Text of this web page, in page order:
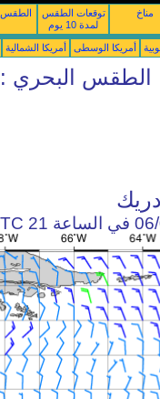
الطقس
توقعات الطقس
لمدة 10 يوم
مناخ
أمريكا الشمالية أمريكا الوسطى
الطقس البحري :